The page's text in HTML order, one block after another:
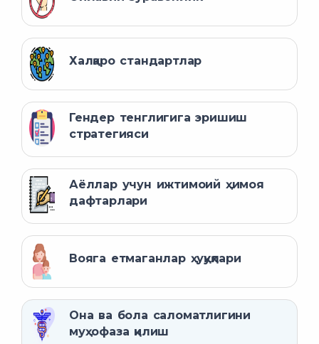
Халқаро стандартлар
Гендер тенглигига эришиш
стратегияси
Аёллар учун ижтимоий ҳимоя
дафтарлари
Вояга етмаганлар ҳуқуқлари
Она ва бола саломатлигини
муҳофаза қилиш